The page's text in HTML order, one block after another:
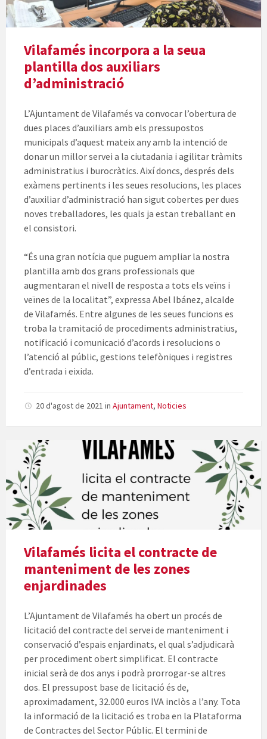
Vilafamés incorpora a la seua
plantilla dos auxiliars
d’administració
L’Ajuntament de Vilafamés va convocar l’obertura de
dues places d’auxiliars amb els pressupostos
municipals d’aquest mateix any amb la intenció de
donar un millor servei a la ciutadania i agilitar tràmits
administratius i burocràtics. Així doncs, després dels
exàmens pertinents i les seues resolucions, les places
d’auxiliar d’administració han sigut cobertes per dues
noves treballadores, les quals ja estan treballant en
el consistori.
“És una gran notícia que puguem ampliar la nostra
plantilla amb dos grans professionals que
augmentaran el nivell de resposta a tots els veïns i
veïnes de la localitat”, expressa Abel Ibánez, alcalde
de Vilafamés. Entre algunes de les seues funcions es
troba la tramitació de procediments administratius,
notificació i comunicació d’acords i resolucions o
l’atenció al públic, gestions telefòniques i registres
d’entrada i eixida.
20 d'agost de 2021 in Ajuntament, Noticies
Vilafamés licita el contracte de
manteniment de les zones
enjardinades
L’Ajuntament de Vilafamés ha obert un procés de
licitació del contracte del servei de manteniment i
conservació d’espais enjardinats, el qual s’adjudicarà
per procediment obert simplificat. El contracte
inicial serà de dos anys i podrà prorrogar-se altres
dos. El pressupost base de licitació és de,
aproximadament, 32.000 euros IVA inclòs a l’any. Tota
la informació de la licitació es troba en la Plataforma
de Contractes del Sector Públic. El termini de